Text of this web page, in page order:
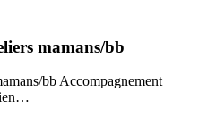
mamans/bb
bb Accompagnement